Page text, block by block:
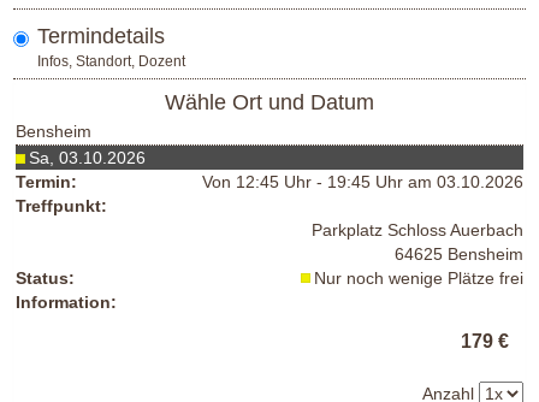
Termindetails
Infos, Standort, Dozent
Wähle Ort und Datum
Bensheim
Sa, 03.10.2026
Termin:
Von 12:45 Uhr - 19:45 Uhr am 03.10.2026
Treffpunkt:
Parkplatz Schloss Auerbach
64625 Bensheim
Status:
Nur noch wenige Plätze frei
Information:
179 €
Anzahl